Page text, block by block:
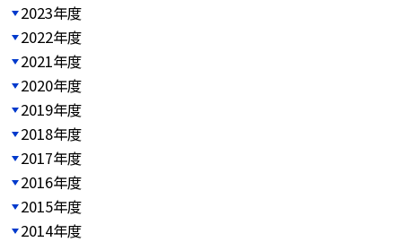
2023年度
2022年度
2021年度
2020年度
2019年度
2018年度
2017年度
2016年度
2015年度
2014年度